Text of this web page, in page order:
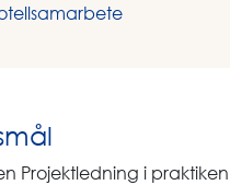
Projektledning i